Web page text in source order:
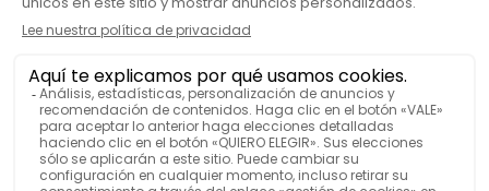
Todo lo que necesitas para
DISFRUTAR DE UN CAFÉ DE
ALTA CALIDAD